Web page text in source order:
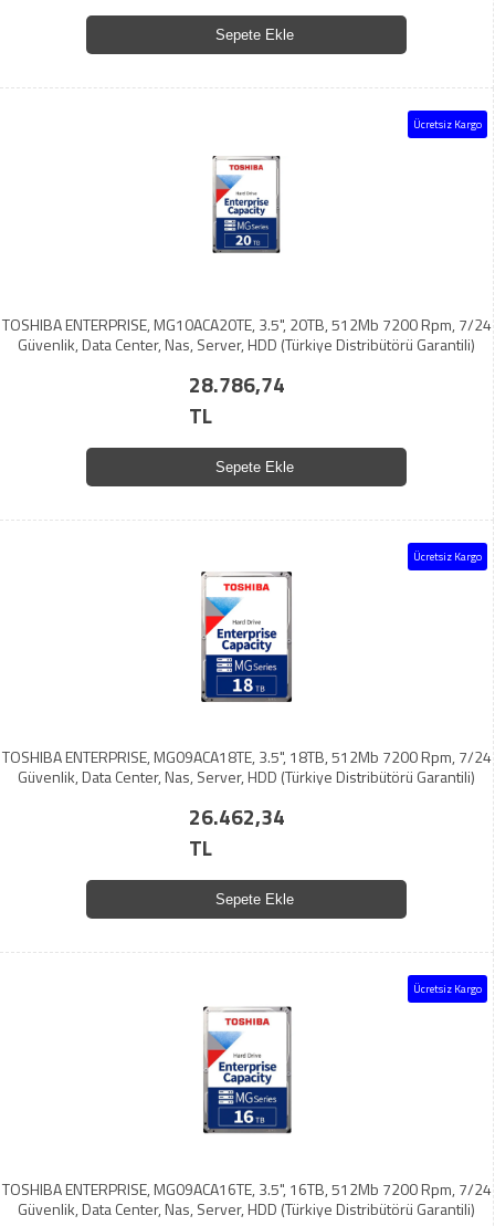
Sepete Ekle
Ücretsiz Kargo
TOSHIBA ENTERPRISE, MG10ACA20TE, 3.5", 20TB, 512Mb 7200 Rpm, 7/24
Güvenlik, Data Center, Nas, Server, HDD (Türkiye Distribütörü Garantili)
28.786,74
TL
Sepete Ekle
Ücretsiz Kargo
TOSHIBA ENTERPRISE, MG09ACA18TE, 3.5", 18TB, 512Mb 7200 Rpm, 7/24
Güvenlik, Data Center, Nas, Server, HDD (Türkiye Distribütörü Garantili)
26.462,34
TL
Sepete Ekle
Ücretsiz Kargo
TOSHIBA ENTERPRISE, MG09ACA16TE, 3.5", 16TB, 512Mb 7200 Rpm, 7/24
Güvenlik, Data Center, Nas, Server, HDD (Türkiye Distribütörü Garantili)